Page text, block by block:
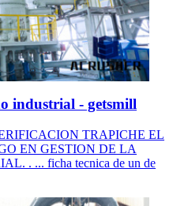
industrial - getsmill
TRAPICHE EL
EN GESTION DE LA
. ... ficha tecnica de un de